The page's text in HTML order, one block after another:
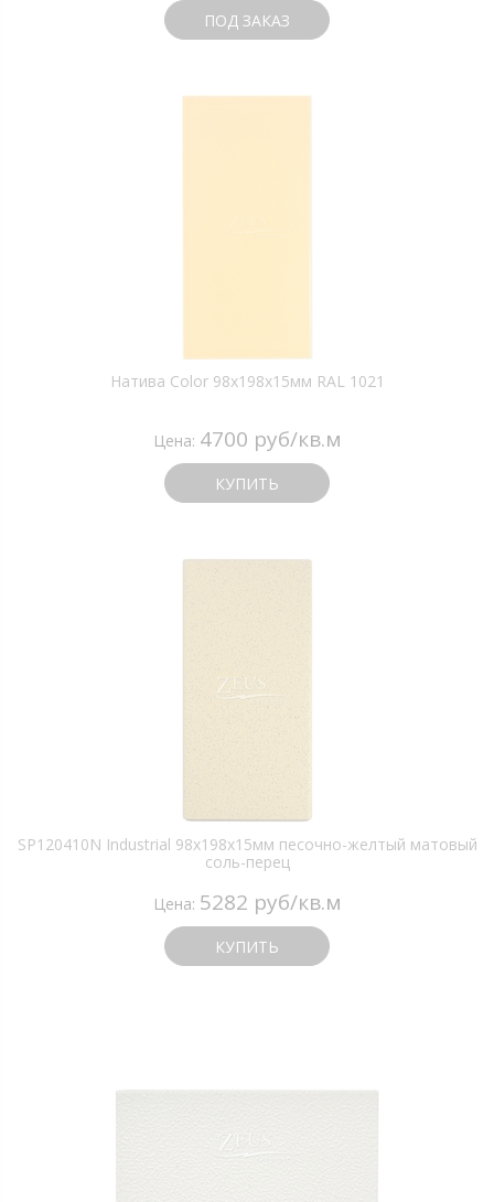
ПОД ЗАКАЗ
Натива Color 98х198х15мм RAL 1021
Цена: 4700 руб/кв.м
КУПИТЬ
SP120410N Industrial 98х198х15мм песочно-желтый матовый
соль-перец
Цена: 5282 руб/кв.м
КУПИТЬ